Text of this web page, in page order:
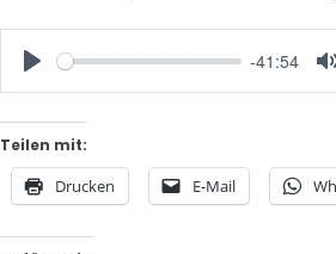
Play
-41:54
Teilen mit:
Drucken E-Mail